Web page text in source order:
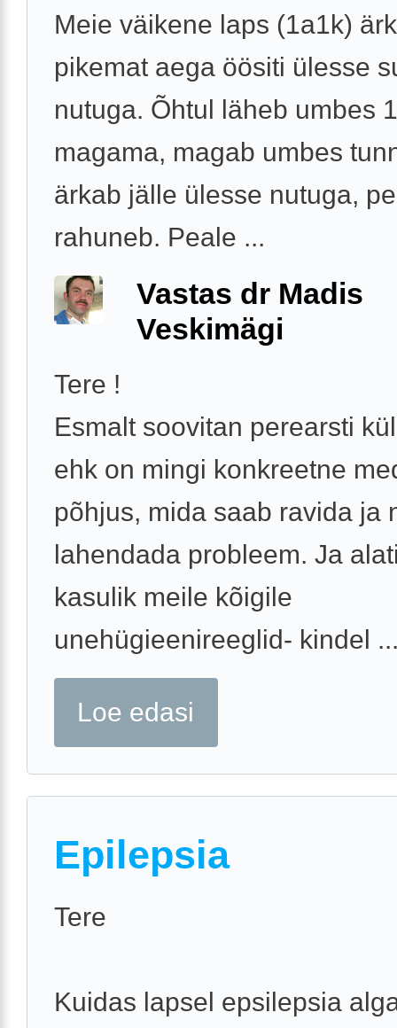
Meie väikene laps (1a1k)
pikemat aega öösiti ülesse
nutuga. Õhtul läheb umbes
magama, magab umbes
ärkab jälle ülesse nutuga,
rahuneb. Peale ...
Vastas dr Madis
Veskimägi
Tere !
Esmalt soovitan perearsti
ehk on mingi konkreetne
põhjus, mida saab ravida ja
lahendada probleem. Ja
kasulik meile kõigile
unehügieenireeglid- kindel
Loe edasi
Epilepsia
Tere
Kuidas lapsel epsilepsia